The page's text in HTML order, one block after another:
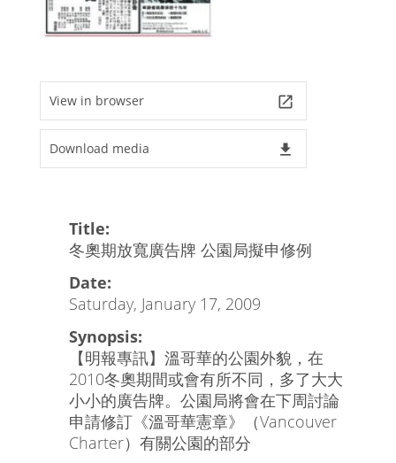
View in browser launch
Download media file_download
Title:
冬奧期放寬廣告牌 公園局擬申修例
Date:
Saturday, January 17, 2009
Synopsis:
【明報專訊】溫哥華的公園外貌，在
2010冬奧期間或會有所不同，多了大大
小小的廣告牌。公園局將會在下周討論
申請修訂《溫哥華憲章》（Vancouver
Charter）有關公園的部分